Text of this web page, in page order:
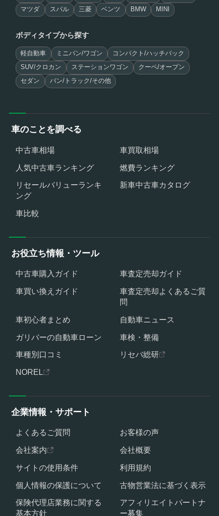
マツダ スバル 三菱 ベンツ BMW MINI
ボディタイプから探す
軽自動車 ミニバン/ワゴン コンパクト/ハッチバック
SUV/クロカン ステーションワゴン クーペ/オープン
セダン バン/トラック/その他
車のことを調べる
中古車相場
車買取相場
人気中古車ランキング
燃費ランキング
リセールバリューランキ
ング
新車中古車カタログ
車比較
お役立ち情報・ツール
中古車購入ガイド
車査定売却ガイド
車買い換えガイド
車査定売却よくあるご質
問
車初心者まとめ
自動車ニュース
ガリバーの自動車ローン
車検・整備
車種別口コミ
リセバ総研
NOREL
企業情報・サポート
よくあるご質問
お客様の声
会社案内
会社概要
サイトの使用条件
利用規約
個人情報の保護について
古物営業法に基づく表示
保険代理店業務に関する
基本方針
アフィリエイトパートナ
ー募集